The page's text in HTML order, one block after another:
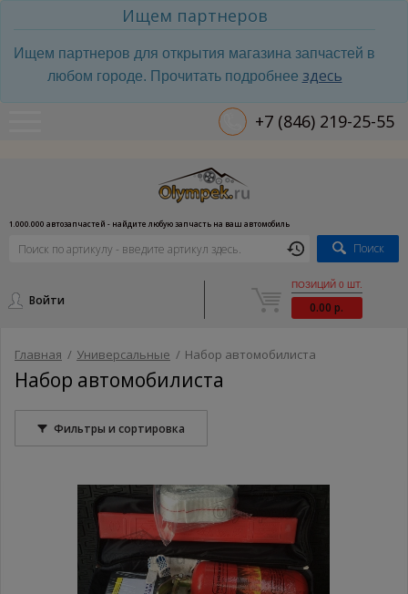
Ищем партнеров
Ищем партнеров для открытия магазина запчастей в
любом городе. Прочитать подробнее здесь
+7 (846) 219-25-55
1.000.000 автозапчастей - найдите любую запчасть на ваш автомобиль
Поиск
Войти
ПОЗИЦИЙ 0 ШТ.
0.00 р.
Главная / Универсальные / Набор автомобилиста
Набор автомобилиста
Фильтры и сортировка